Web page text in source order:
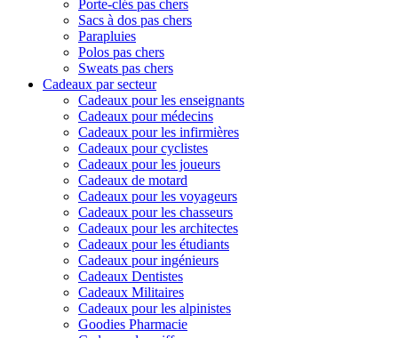
Porte-clés pas chers
Sacs à dos pas chers
Parapluies
Polos pas chers
Sweats pas chers
Cadeaux par secteur
Cadeaux pour les enseignants
Cadeaux pour médecins
Cadeaux pour les infirmières
Cadeaux pour cyclistes
Cadeaux pour les joueurs
Cadeaux de motard
Cadeaux pour les voyageurs
Cadeaux pour les chasseurs
Cadeaux pour les architectes
Cadeaux pour les étudiants
Cadeaux pour ingénieurs
Cadeaux Dentistes
Cadeaux Militaires
Cadeaux pour les alpinistes
Goodies Pharmacie